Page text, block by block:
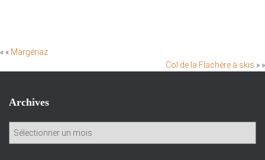
« « Margériaz
Col de la Flachère à skis » »
Archives